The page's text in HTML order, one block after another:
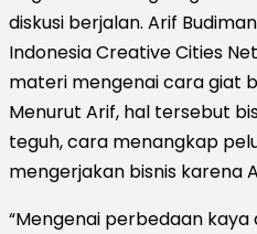
diskusi berjalan. Arif
Indonesia Creative Cities
materi mengenai cara giat
Menurut Arif, hal tersebut
teguh, cara menangkap
mengerjakan bisnis karena
“Mengenai perbedaan kaya